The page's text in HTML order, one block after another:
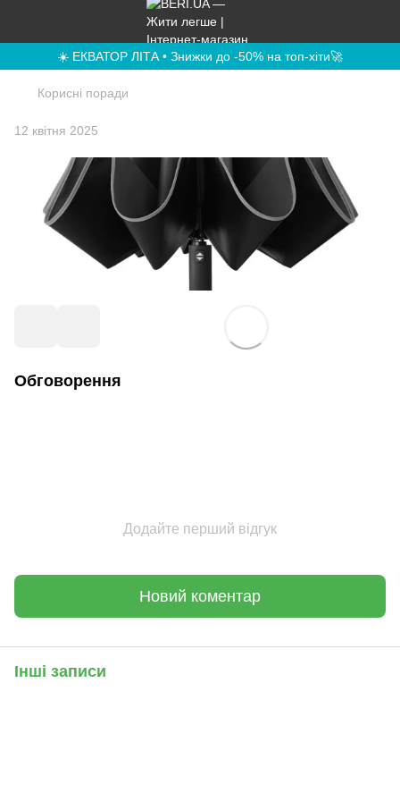
☀️ ЕКВАТОР ЛІТА • Знижки до -50% на топ-хіти🚀
Корисні поради
12 квітня 2025
Обговорення
Додайте перший відгук
Новий коментар
Інші записи